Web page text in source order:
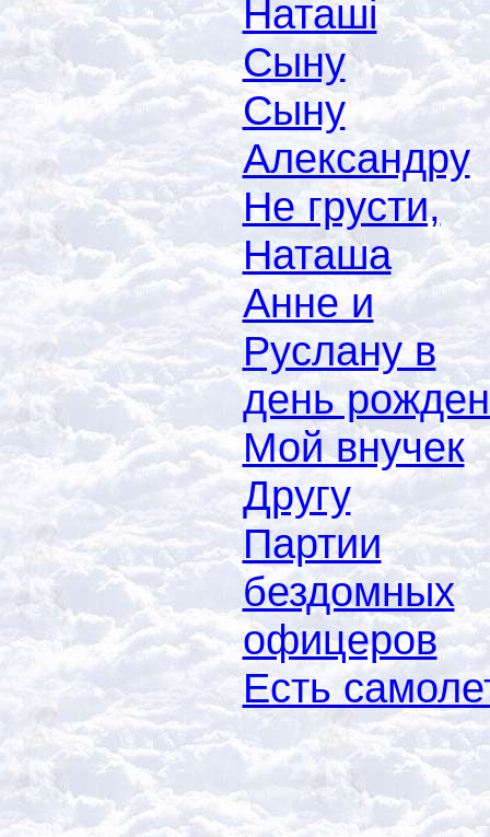
Наташі
Сыну
Сыну
Александру
Не грусти,
Наташа
Анне и
Руслану в
день
Мой внучек
Другу
Партии
бездомных
офицеров
Есть